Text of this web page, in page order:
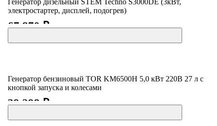
электростартер, дисплей, подогрев)
67 870 ₽
Генератор бензиновый TOR KM6500H 5,0 кВт 220В 27 л с
кнопкой запуска и колесами
39 298 ₽